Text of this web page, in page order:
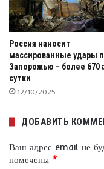
Россия наносит
массированные удары
Запорожью – более 670
сутки
12/10/2025
ДОБАВИТЬ
Ваш адрес email не
помечены *